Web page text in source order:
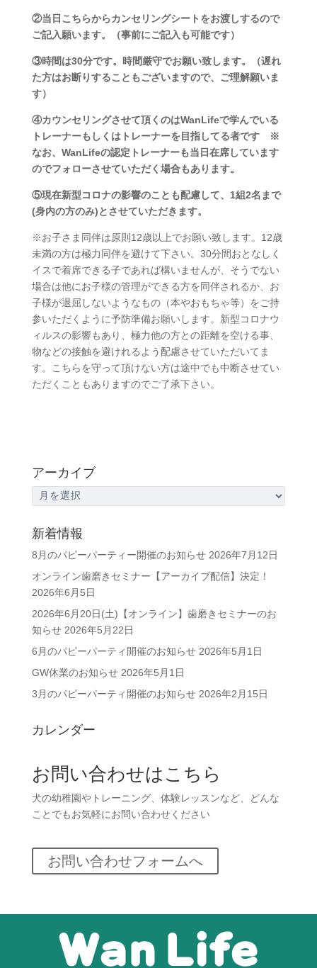
②当日こちらからカンセリングシートをお渡しするので
ご記入願います。（事前にご記入も可能です）
③時間は30分です。時間厳守でお願い致します。（遅れ
た方はお断りすることもございますので、ご理解願いま
す）
④カウンセリングさせて頂くのはWanLifeで学んでいる
トレーナーもしくはトレーナーを目指してる者です ※
なお、WanLifeの認定トレーナーも当日在席しています
のでフォローさせていただく場合もあります。
⑤現在新型コロナの影響のことも配慮して、1組2名まで
(身内の方のみ)とさせていただきます。
※お子さま同伴は原則12歳以上でお願い致します。12歳
未満の方は極力同伴を避けて下さい。30分間おとなしく
イスで着席できる子であれば構いませんが、そうでない
場合は他にお子様の管理ができる方を同伴されるか、お
子様が退屈しないようなもの（本やおもちゃ等）をご持
参いただくように予防準備お願いします。新型コロナウ
ィルスの影響もあり、極力他の方との距離を空ける事、
物などの接触を避けれるよう配慮させていただいてま
す。こちらを守って頂けない方は途中でも中断させてい
ただくこともありますのでご了承下さい。
アーカイブ
ー
カ
イ
ブ
新着情報
8月のパピーパーティー開催のお知らせ 2026年7月12日
オンライン歯磨きセミナー【アーカイブ配信】決定！
2026年6月5日
2026年6月20日(土)【オンライン】歯磨きセミナーのお
知らせ 2026年5月22日
6月のパピーパーティ開催のお知らせ 2026年5月1日
GW休業のお知らせ 2026年5月1日
3月のパピーパーティ開催のお知らせ 2026年2月15日
カレンダー
お問い合わせはこちら
犬の幼稚園やトレーニング、体験レッスンなど、どんな
ことでもお気軽にお問い合わせください
お問い合わせフォームへ